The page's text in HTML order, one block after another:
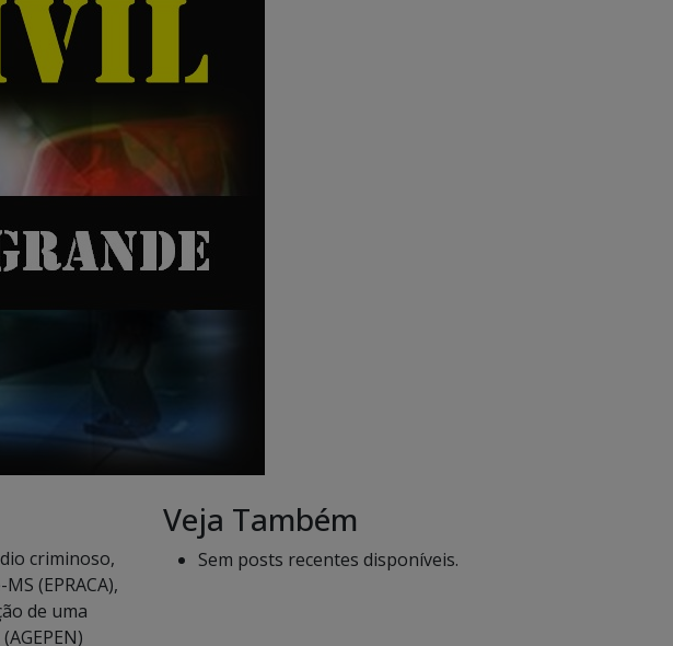
criminoso,
(EPRACA),
de uma
Veja Também
Sem posts recentes disponíveis.